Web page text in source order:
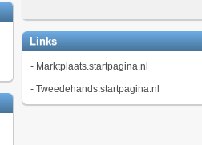
Links
- Marktplaats.startpagina.nl
- Tweedehands.startpagina.nl